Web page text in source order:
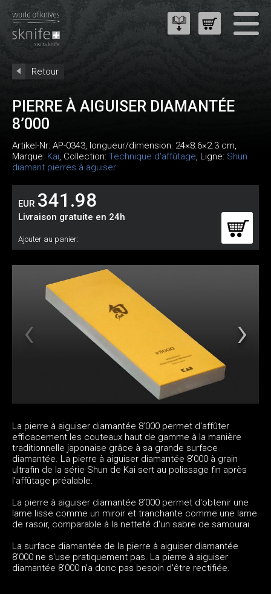
Retour
PIERRE À AIGUISER DIAMANTÉE
8’000
Artikel-Nr: AP-0343, longueur/dimension: 24×8.6×2.3 cm,
Marque: Kai, Collection: Technique d'affûtage, Ligne: Shun
diamant pierres à aguiser
EUR 341.98
Livraison gratuite en 24h
Ajouter au panier:
La pierre à aiguiser diamantée 8’000 permet d'affûter
efficacement les couteaux haut de gamme à la manière
traditionnelle japonaise grâce à sa grande surface
diamantée. La pierre à aiguiser diamantée 8’000 à grain
ultrafin de la série Shun de Kai sert au polissage fin après
l'affûtage préalable.
La pierre à aiguiser diamantée 8’000 permet d'obtenir une
lame lisse comme un miroir et tranchante comme une lame
de rasoir, comparable à la netteté d'un sabre de samouraï.
La surface diamantée de la pierre à aiguiser diamantée
8’000 ne s'use pratiquement pas. La pierre à aiguiser
diamantée 8’000 n'a donc pas besoin d'être rectifiée.